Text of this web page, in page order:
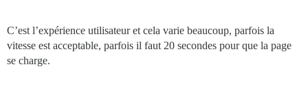
C’est l’expérience utilisateur et cela varie beaucoup, parfois la
vitesse est acceptable, parfois il faut 20 secondes pour que la page
se charge.